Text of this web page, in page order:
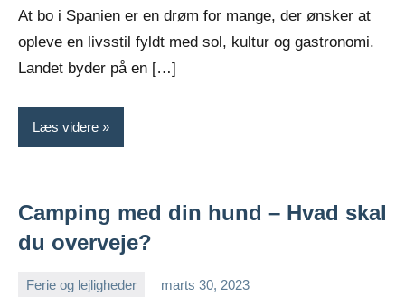
At bo i Spanien er en drøm for mange, der ønsker at
opleve en livsstil fyldt med sol, kultur og gastronomi.
Landet byder på en […]
Læs videre
Camping med din hund – Hvad skal
du overveje?
Ferie og lejligheder marts 30, 2023